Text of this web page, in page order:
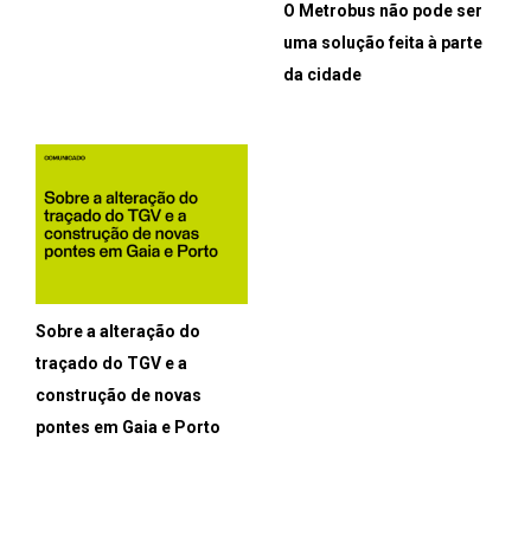
O Metrobus não pode ser
uma solução feita à parte
da cidade
Sobre a alteração do
traçado do TGV e a
construção de novas
pontes em Gaia e Porto